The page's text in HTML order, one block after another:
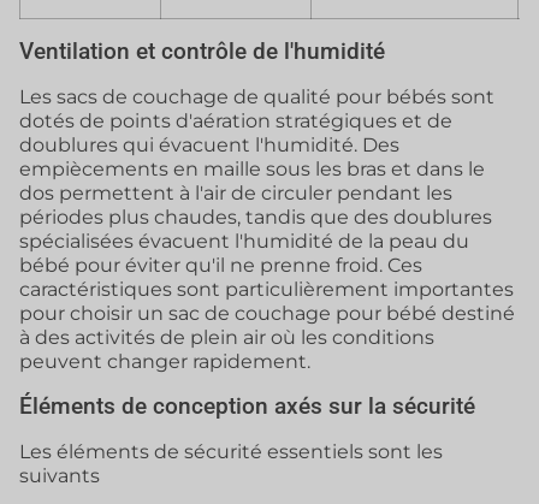
Ventilation et contrôle de l'humidité
Les sacs de couchage de qualité pour bébés sont
dotés de points d'aération stratégiques et de
doublures qui évacuent l'humidité. Des
empiècements en maille sous les bras et dans le
dos permettent à l'air de circuler pendant les
périodes plus chaudes, tandis que des doublures
spécialisées évacuent l'humidité de la peau du
bébé pour éviter qu'il ne prenne froid. Ces
caractéristiques sont particulièrement importantes
pour choisir un sac de couchage pour bébé destiné
à des activités de plein air où les conditions
peuvent changer rapidement.
Éléments de conception axés sur la sécurité
Les éléments de sécurité essentiels sont les
suivants